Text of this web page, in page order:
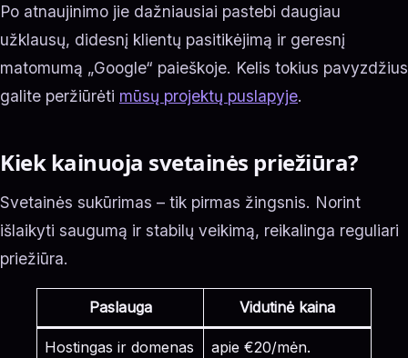
Po atnaujinimo jie dažniausiai pastebi daugiau
užklausų, didesnį klientų pasitikėjimą ir geresnį
matomumą „Google“ paieškoje. Kelis tokius pavyzdžius
galite peržiūrėti mūsų projektų puslapyje.
Kiek kainuoja svetainės priežiūra?
Svetainės sukūrimas – tik pirmas žingsnis. Norint
išlaikyti saugumą ir stabilų veikimą, reikalinga reguliari
priežiūra.
Paslauga Vidutinė kaina
Hostingas ir domenas apie €20/mėn.